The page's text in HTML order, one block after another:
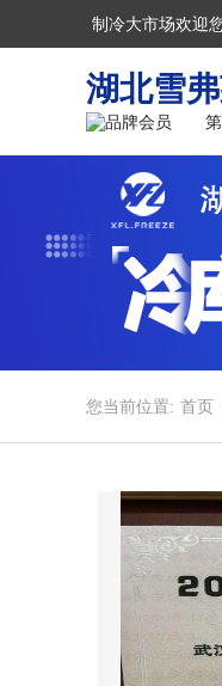
制冷大市场欢迎
湖北雪
第
您当前位置: 首页